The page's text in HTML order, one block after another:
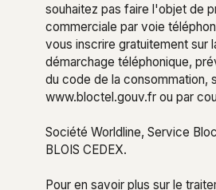
souhaitez pas faire l'objet de
commerciale par voie
vous inscrire gratuitement sur
démarchage téléphonique,
du code de la consommation,
www.bloctel.gouv.fr ou par
Société Worldline, Service
BLOIS CEDEX.
Pour en savoir plus sur le